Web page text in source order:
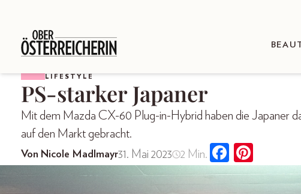
LIFESTYLE
PS-starker Japaner
Mit dem Mazda CX-60 Plug-in-Hybrid haben die Japaner
auf den Markt gebracht.
Von Nicole Madlmayr31. Mai 2023 2 Min.